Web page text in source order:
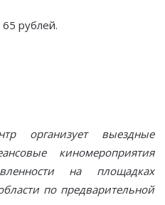
рублей.
организует выездные
киномероприятия
на площадках
по предварительной